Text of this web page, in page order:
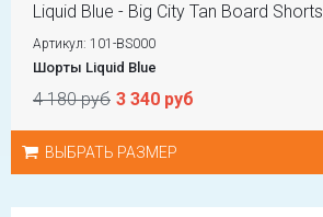
Liquid Blue - Big City Tan Board Shorts
Артикул: 101-BS000
Шорты Liquid Blue
4 180 руб 3 340 руб
ВЫБРАТЬ РАЗМЕР